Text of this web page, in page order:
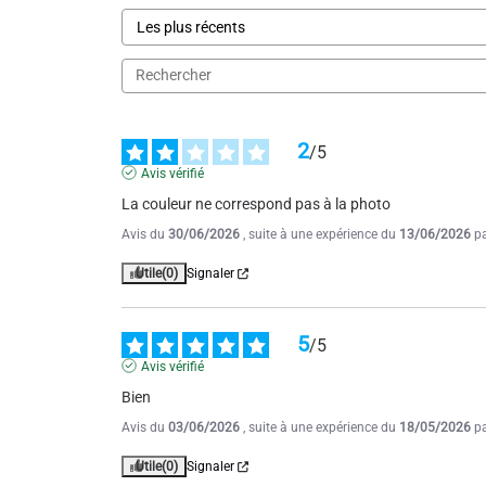
2/5
Avis vérifié
La couleur ne correspond pas à la photo
Avis du 30/06/2026 , suite à une expérience du 13/06/2026
Utile(0) Signaler
5/5
Avis vérifié
Bien
Avis du 03/06/2026 , suite à une expérience du 18/05/2026
Utile(0) Signaler